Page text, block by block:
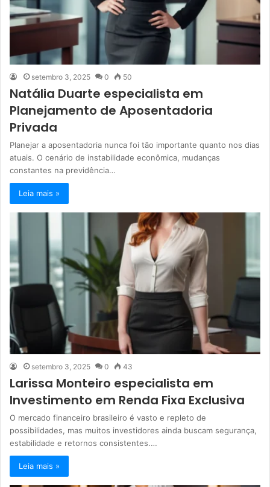
setembro 3, 2025 0 50
Natália Duarte especialista em
Planejamento de Aposentadoria
Privada
Planejar a aposentadoria nunca foi tão importante quanto nos dias
atuais. O cenário de instabilidade econômica, mudanças
constantes na previdência…
Leia mais »
setembro 3, 2025 0 43
Larissa Monteiro especialista em
Investimento em Renda Fixa Exclusiva
O mercado financeiro brasileiro é vasto e repleto de
possibilidades, mas muitos investidores ainda buscam segurança,
estabilidade e retornos consistentes.…
Leia mais »